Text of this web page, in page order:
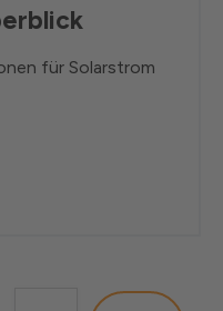
für Solarstrom